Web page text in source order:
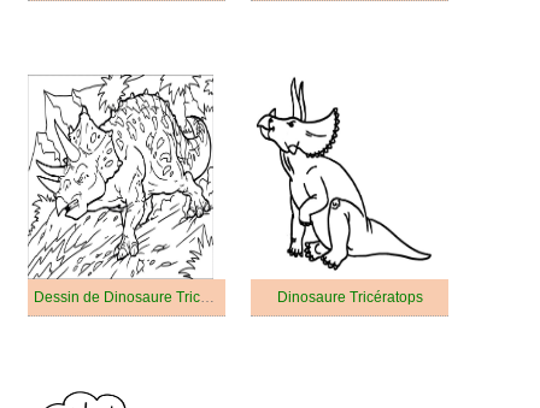
Dessin de Dinosaure Tricératops Gratuit Dinosaure Tricératops